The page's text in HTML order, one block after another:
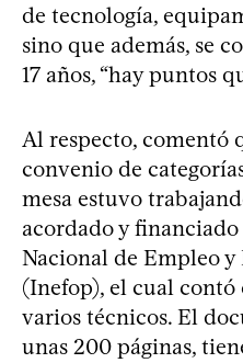
de tecnología,
sino que además, se
17 años, “hay puntos
Al respecto, comentó
convenio de
mesa estuvo
acordado y
Nacional de Empleo
(Inefop), el cual
varios técnicos. El
unas 200 páginas,